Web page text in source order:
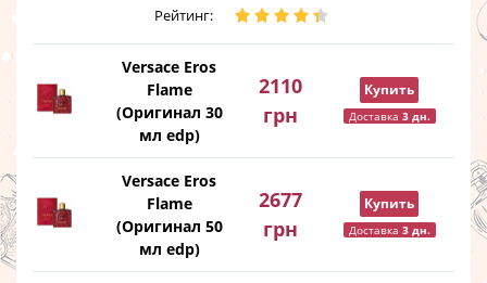
Рейтинг:
Versace Eros
Flame
(Оригинал 30
мл edp)
2110
грн
Купить
Доставка 3 дн.
Versace Eros
Flame
(Оригинал 50
мл edp)
2677
грн
Купить
Доставка 3 дн.